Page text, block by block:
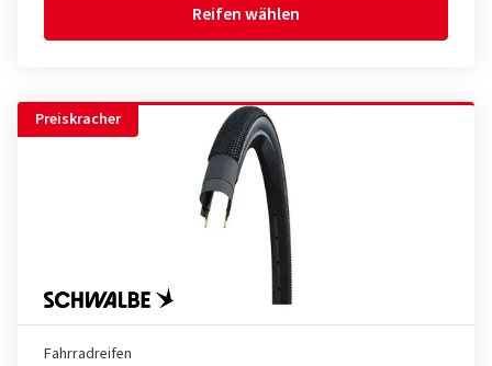
Reifen wählen
Preiskracher
Fahrradreifen